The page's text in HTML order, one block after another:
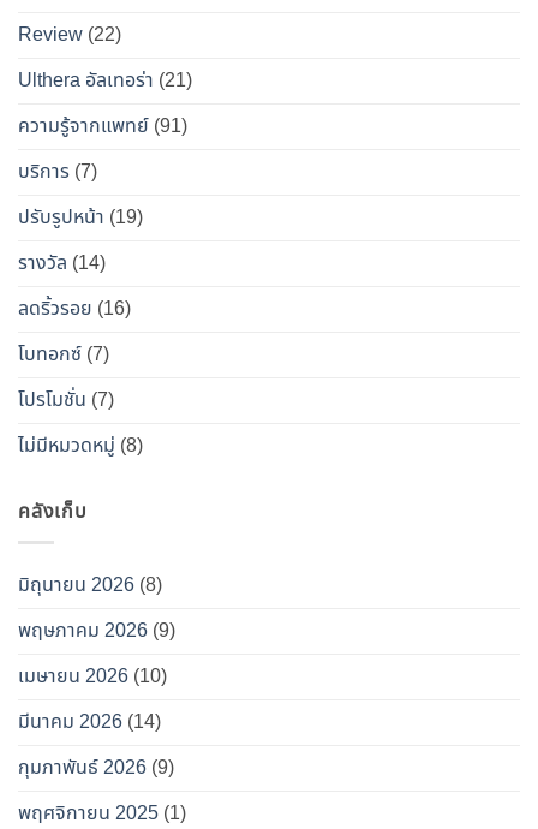
Review (22)
Ulthera อัลเทอร่า (21)
ความรู้จากแพทย์ (91)
บริการ (7)
ปรับรูปหน้า (19)
รางวัล (14)
ลดริ้วรอย (16)
โบทอกซ์ (7)
โปรโมชั่น (7)
ไม่มีหมวดหมู่ (8)
คลังเก็บ
มิถุนายน 2026 (8)
พฤษภาคม 2026 (9)
เมษายน 2026 (10)
มีนาคม 2026 (14)
กุมภาพันธ์ 2026 (9)
พฤศจิกายน 2025 (1)